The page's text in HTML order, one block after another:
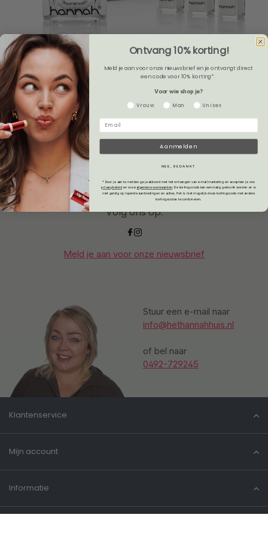
De hannah set laat je kennismaken...
Stuur een e-mail naar
info@hethannahhuis.nl
of bel naar
0492-729245
Reviews
9.5 Wij scoren een 9.5 op
Volg ons op:
Meld je aan voor onze nieuwsbrief
Klantenservice
Mijn account
Informatie
Ontvang 10% korting!
Meld je aan voor onze nieuwsbrief en je ontvangt direct
een code voor 10% korting*.
Voor wie shop je?
Gender
Vrouw Man Unisex
Aanmelden
NEE, BEDANKT
* Door je aan te melden ga je akkoord met het ontvangen van e-mailmarketing en accepteer je ons
privacybeleid en onzealgemene voorwaarden.De kortingscode kan eenmalig gebruikt worden en is
niet geldig op lopende aanbiedingen en acties. Het is niet mogelijk deze kortingscode met andere
kortingscodes te combineren.